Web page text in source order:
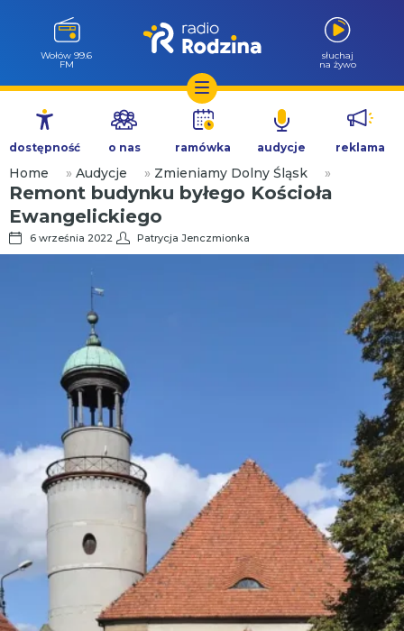
Przejdź
treści
Wołów 99.6
FM
słuchaj
na żywo
dostępność o nas ramówka audycje reklama
Home » Audycje » Zmieniamy Dolny Śląsk »
Remont budynku byłego Kościoła
Ewangelickiego
6 września 2022 Patrycja Jenczmionka